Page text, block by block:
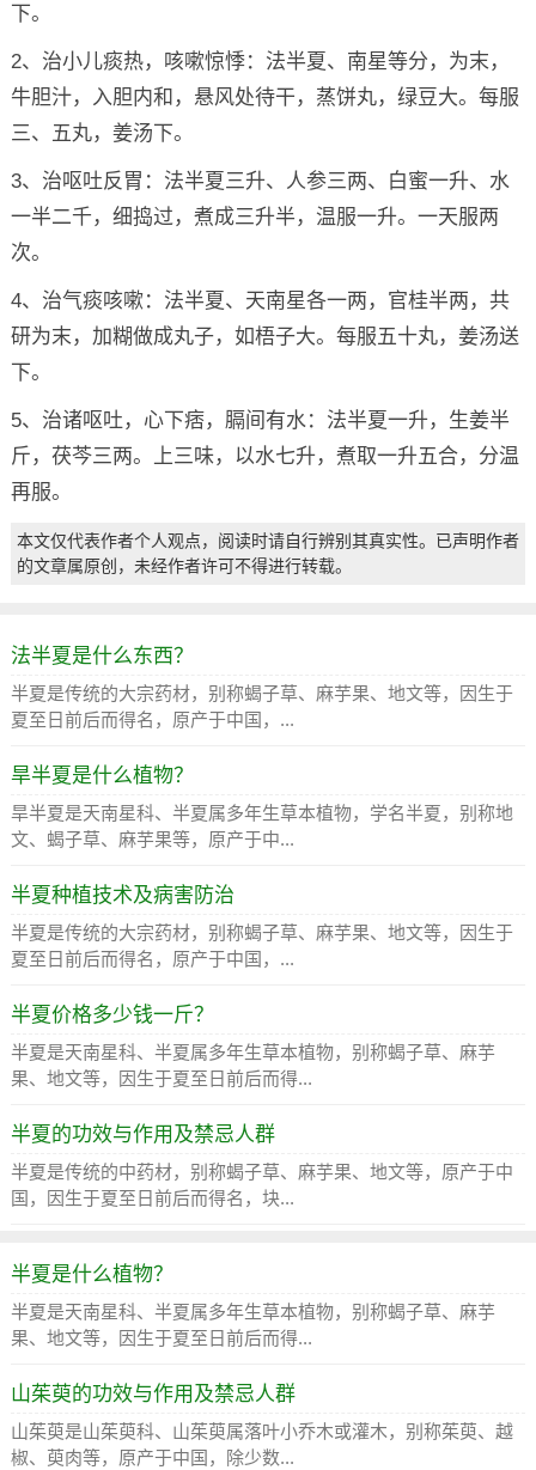
下。
2、治小儿痰热，咳嗽惊悸：法半夏、南星等分，为末，
牛胆汁，入胆内和，悬风处待干，蒸饼丸，绿豆大。每服
三、五丸，姜汤下。
3、治呕吐反胃：法半夏三升、人参三两、白蜜一升、水
一半二千，细捣过，煮成三升半，温服一升。一天服两
次。
4、治气痰咳嗽：法半夏、天南星各一两，官桂半两，共
研为末，加糊做成丸子，如梧子大。每服五十丸，姜汤送
下。
5、治诸呕吐，心下痞，膈间有水：法半夏一升，生姜半
斤，茯芩三两。上三味，以水七升，煮取一升五合，分温
再服。
本文仅代表作者个人观点，阅读时请自行辨别其真实性。已声明作者
的文章属原创，未经作者许可不得进行转载。
法半夏是什么东西？
半夏是传统的大宗药材，别称蝎子草、麻芋果、地文等，因生于
夏至日前后而得名，原产于中国，...
旱半夏是什么植物？
旱半夏是天南星科、半夏属多年生草本植物，学名半夏，别称地
文、蝎子草、麻芋果等，原产于中...
半夏种植技术及病害防治
半夏是传统的大宗药材，别称蝎子草、麻芋果、地文等，因生于
夏至日前后而得名，原产于中国，...
半夏价格多少钱一斤？
半夏是天南星科、半夏属多年生草本植物，别称蝎子草、麻芋
果、地文等，因生于夏至日前后而得...
半夏的功效与作用及禁忌人群
半夏是传统的中药材，别称蝎子草、麻芋果、地文等，原产于中
国，因生于夏至日前后而得名，块...
半夏是什么植物？
半夏是天南星科、半夏属多年生草本植物，别称蝎子草、麻芋
果、地文等，因生于夏至日前后而得...
山茱萸的功效与作用及禁忌人群
山茱萸是山茱萸科、山茱萸属落叶小乔木或灌木，别称茱萸、越
椒、萸肉等，原产于中国，除少数...